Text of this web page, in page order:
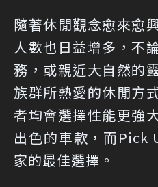
隨著休閒觀念愈來愈
人數也日益增多，不
務，或親近大自然的
族群所熱愛的休閒方
者均會選擇性能更強
出色的車款，而Pick
家的最佳選擇。